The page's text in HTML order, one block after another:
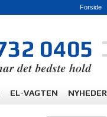
Forside
EL-VAGTEN NYHEDER